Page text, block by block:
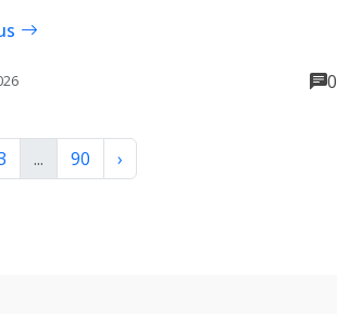
du mouvement vient rappeler un
constant en faveur de l’humain, de
0
... 90 ›